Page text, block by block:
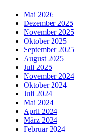
Mai 2026
Dezember 2025
November 2025
Oktober 2025
September 2025
August 2025
Juli 2025
November 2024
Oktober 2024
Juli 2024
Mai 2024
April 2024
März 2024
Februar 2024